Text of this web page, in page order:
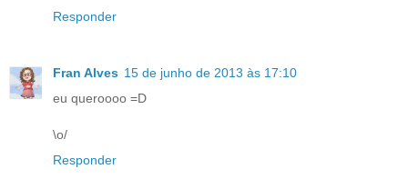
Responder
Fran Alves 15 de junho de 2013 às 17:10
eu queroooo =D
\o/
Responder